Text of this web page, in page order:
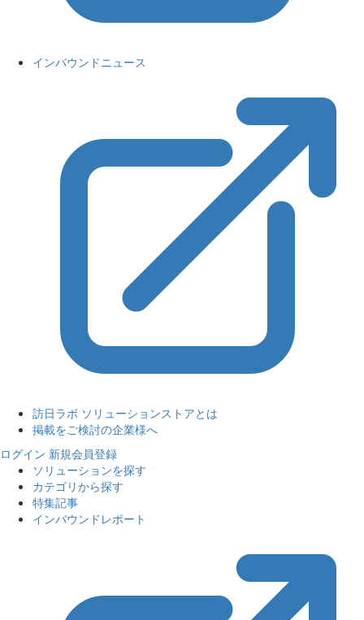
インバウンドニュース
訪日ラボ ソリューションストアとは
掲載をご検討の企業様へ
ログイン 新規会員登録
ソリューションを探す
カテゴリから探す
特集記事
インバウンドレポート